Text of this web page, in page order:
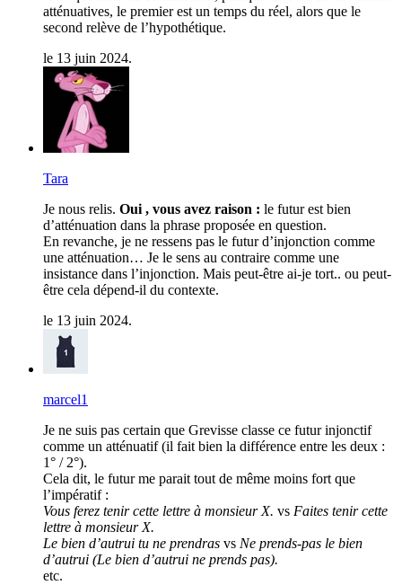
atténuatives, le premier est un temps du réel, alors que le
second relève de l’hypothétique.
le 13 juin 2024.
Tara
Je nous relis. Oui , vous avez raison : le futur est bien
d’atténuation dans la phrase proposée en question.
En revanche, je ne ressens pas le futur d’injonction comme
une atténuation… Je le sens au contraire comme une
insistance dans l’injonction. Mais peut-être ai-je tort.. ou peut-
être cela dépend-il du contexte.
le 13 juin 2024.
marcel1
Je ne suis pas certain que Grevisse classe ce futur injonctif
comme un atténuatif (il fait bien la différence entre les deux :
1° / 2°).
Cela dit, le futur me parait tout de même moins fort que
l’impératif :
Vous ferez tenir cette lettre à monsieur X. vs Faites tenir cette
lettre à monsieur X.
Le bien d’autrui tu ne prendras vs Ne prends-pas le bien
d’autrui (Le bien d’autrui ne prends pas).
etc.